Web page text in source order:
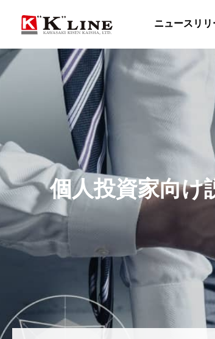
個人投資家向け
ニュースリリ
事業紹介
ドライバルク船事業 自動車船事業
物流事業
ターミナル事業
株主・投資家情報
経営方針 IRライブラリ 財務
免責事項
IRメール配信サービス
サステナビリティ
社長メッセージ “K” LINEグループ
サステナビリティレポート/ESGデータ
企業情報
企業理念 社長ごあいさつ 会社
採用情報
陸上職・海上職 新卒採用情報（船員
川崎汽船グループ 採用情報
陸